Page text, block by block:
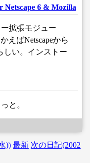
Netscape 6 & Mozilla
拡張モジュー
えばNetscapeから
しい。インストー
と。
)) 最新 次の日記(2002